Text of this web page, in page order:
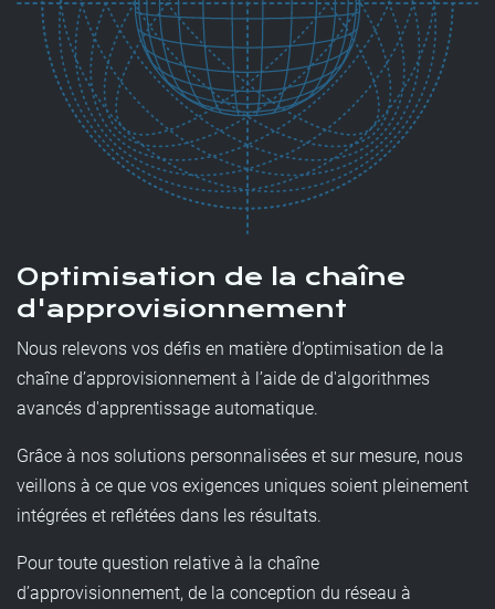
Optimisation de la chaîne
d'approvisionnement
Nous relevons vos défis en matière d’optimisation de la
chaîne d’approvisionnement à l’aide de d'algorithmes
avancés d'apprentissage automatique.
Grâce à nos solutions personnalisées et sur mesure, nous
veillons à ce que vos exigences uniques soient pleinement
intégrées et reflétées dans les résultats.
​Pour toute question relative à la chaîne
d’approvisionnement, de la conception du réseau à